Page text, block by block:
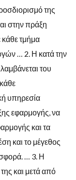
της
στην πράξη
κάθε τμήμα
… 2. Η κατά την
του
υπηρεσία
εφαρμογής, να
και τα
και το μέγεθος
… 3. Η
και μετά από